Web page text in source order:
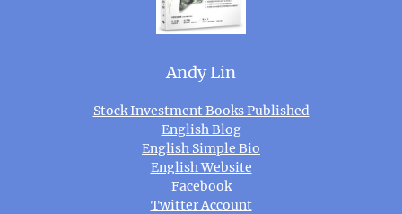
Andy Lin
Stock Investment Books Published
English Blog
English Simple Bio
English Website
Facebook
Twitter Account